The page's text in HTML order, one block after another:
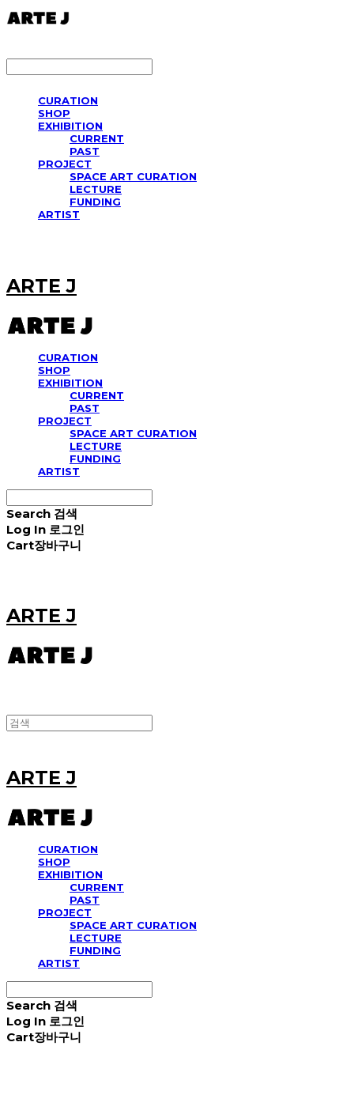
CURATION
SHOP
EXHIBITION
CURRENT
PAST
PROJECT
SPACE ART CURATION
LECTURE
FUNDING
ARTIST
ARTE J
CURATION
SHOP
EXHIBITION
CURRENT
PAST
PROJECT
SPACE ART CURATION
LECTURE
FUNDING
ARTIST
Search 검색
Log In 로그인
Cart장바구니
ARTE J
ARTE J
CURATION
SHOP
EXHIBITION
CURRENT
PAST
PROJECT
SPACE ART CURATION
LECTURE
FUNDING
ARTIST
Search 검색
Log In 로그인
Cart장바구니